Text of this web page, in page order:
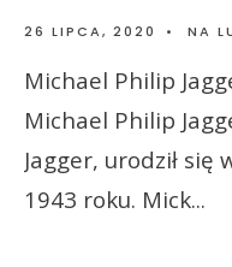
26 LIPCA, 2020 • NA
Michael Philip
Michael Philip
Jagger, urodził
1943 roku. Mick...